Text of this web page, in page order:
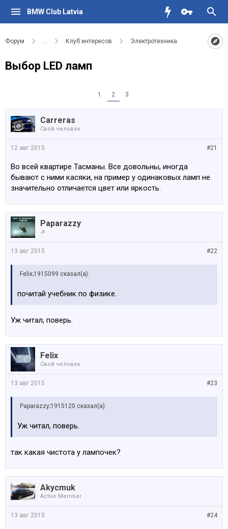
BMW Club Latvia
Форум ... Клуб интересов Электротехника
Выбор LED ламп
1 2 3
Carreras
Свой человек
#21
12 авг 2015
Во всей квартире Тасманы. Все довольны, иногда
бывают с ними касяки, на пример у одинаковых ламп не
значительно отличается цвет или яркость.
Paparazzy
☭
#22
13 авг 2015
Felix;1915099 сказал(а):
почитай учебник по физике.
Уж читал, поверь.
Felix
Свой человек
#23
13 авг 2015
Paparazzy;1915120 сказал(а):
Уж читал, поверь.
так какая чистота у лампочек?
Akycmuk
Active Member
#24
13 авг 2015